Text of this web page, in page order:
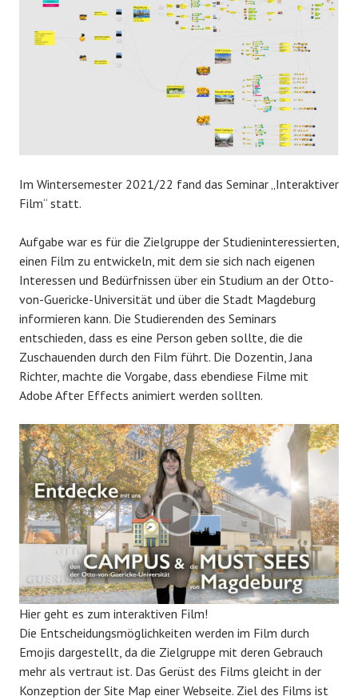
Im Wintersemester 2021/22 fand das Seminar „Interaktiver
Film“ statt.
Aufgabe war es für die Zielgruppe der Studieninteressierten,
einen Film zu entwickeln, mit dem sie sich nach eigenen
Interessen und Bedürfnissen über ein Studium an der Otto-
von-Guericke-Universität und über die Stadt Magdeburg
informieren kann. Die Studierenden des Seminars
entschieden, dass es eine Person geben sollte, die die
Zuschauenden durch den Film führt. Die Dozentin, Jana
Richter, machte die Vorgabe, dass ebendiese Filme mit
Adobe After Effects animiert werden sollten.
Hier geht es zum interaktiven Film!
Die Entscheidungsmöglichkeiten werden im Film durch
Emojis dargestellt, da die Zielgruppe mit deren Gebrauch
mehr als vertraut ist. Das Gerüst des Films gleicht in der
Konzeption der Site Map einer Webseite. Ziel des Films ist